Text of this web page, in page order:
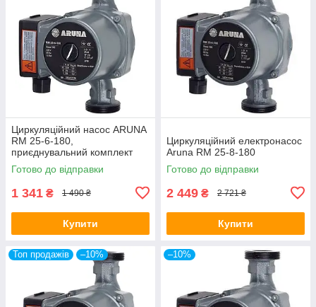
Циркуляційний насос ARUNA
RM 25-6-180,
приєднувальний комплект
(пач. 8)
Готово до відправки
1 341 ₴ 1 490 ₴
Купити
Циркуляційний електронасос
Aruna RM 25-8-180
Готово до відправки
2 449 ₴ 2 721 ₴
Купити
Топ продажів –10% –10%